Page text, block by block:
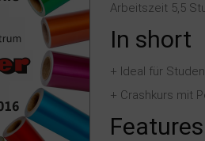
Arbeitszeit 5,5
In short
+ Ideal für
+ Crashkurs mit
Features